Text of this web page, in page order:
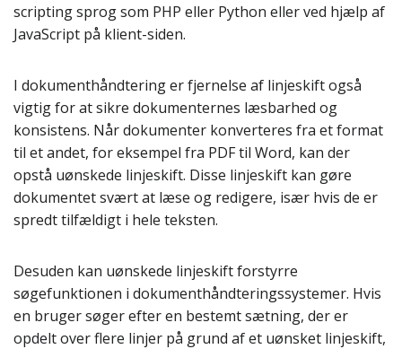
scripting sprog som PHP eller Python eller ved hjælp af
JavaScript på klient-siden.
I dokumenthåndtering er fjernelse af linjeskift også
vigtig for at sikre dokumenternes læsbarhed og
konsistens. Når dokumenter konverteres fra et format
til et andet, for eksempel fra PDF til Word, kan der
opstå uønskede linjeskift. Disse linjeskift kan gøre
dokumentet svært at læse og redigere, især hvis de er
spredt tilfældigt i hele teksten.
Desuden kan uønskede linjeskift forstyrre
søgefunktionen i dokumenthåndteringssystemer. Hvis
en bruger søger efter en bestemt sætning, der er
opdelt over flere linjer på grund af et uønsket linjeskift,